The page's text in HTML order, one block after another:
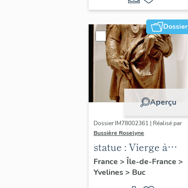
Dossier
Aperçu
Dossier IM78002361 | Réalisé par
Bussière Roselyne
statue : Vierge à
l'Enfant (n°2)
France > Île-de-France >
Yvelines> Buc